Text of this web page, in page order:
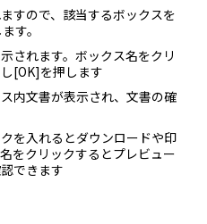
すので、該当するボックスを
す。
されます。ボックス名をクリ
[OK]を押します
内文書が表示され、文書の確
を入れるとダウンロードや印
をクリックするとプレビュー
できます